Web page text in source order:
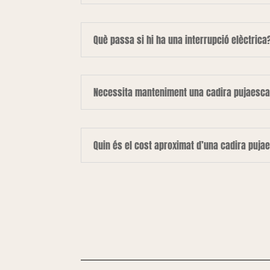
Què passa si hi ha una interrupció
Necessita manteniment una cadira
Quin és el cost aproximat d’una cadira